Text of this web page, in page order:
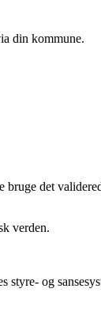
din kommune.
det
verden.
styre- og